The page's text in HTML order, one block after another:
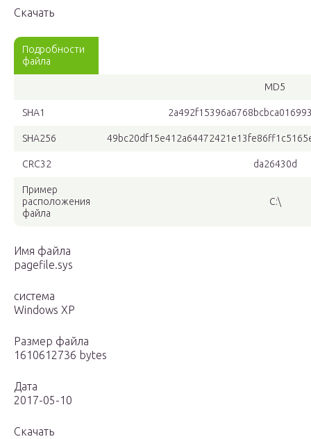
Скачать
Подробности
файла
MD5
SHA1
SHA256
CRC32 da26430d
Пример
расположения
файла
C:\
Имя файла
pagefile.sys
система
Windows XP
Размер файла
1610612736 bytes
Дата
2017-05-10
Скачать